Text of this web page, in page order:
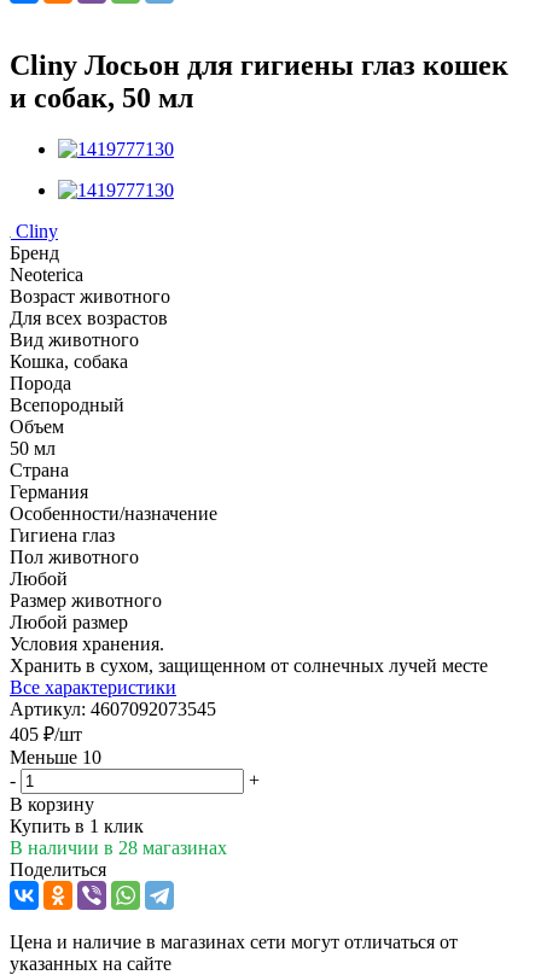
Cliny Лосьон для гигиены глаз кошек
и собак, 50 мл
Cliny
Бренд
Neoterica
Возраст животного
Для всех возрастов
Вид животного
Кошка, собака
Порода
Всепородный
Объем
50 мл
Страна
Германия
Особенности/назначение
Гигиена глаз
Пол животного
Любой
Размер животного
Любой размер
Условия хранения.
Хранить в сухом, защищенном от солнечных лучей месте
Все характеристики
Артикул: 4607092073545
405 ₽/шт
Меньше 10
-
+
В корзину
Купить в 1 клик
В наличии в 28 магазинах
Поделиться
Цена и наличие в магазинах сети могут отличаться от
указанных на сайте